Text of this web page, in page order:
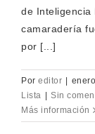
de Inteligencia
camaradería
por [...]
Por editor |
Lista | Sin
Más información